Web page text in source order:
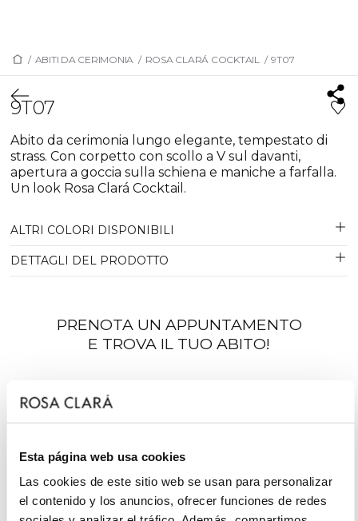
Esta página web usa cookies
Las cookies de este sitio web se usan para personalizar
el contenido y los anuncios, ofrecer funciones de redes
/ ABITI DA CERIMONIA / ROSA CLARÁ COCKTAIL / 9T07
9T07
Abito da cerimonia lungo elegante, tempestato di
strass. Con corpetto con scollo a V sul davanti,
apertura a goccia sulla schiena e maniche a farfalla.
Un look Rosa Clará Cocktail.
ALTRI COLORI DISPONIBILI
DETTAGLI DEL PRODOTTO
PRENOTA UN APPUNTAMENTO
E TROVA IL TUO ABITO!